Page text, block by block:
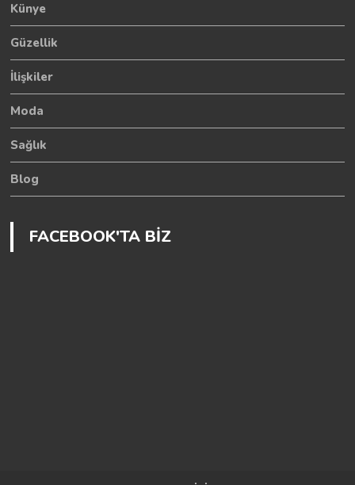
Künye
Güzellik
İlişkiler
Moda
Sağlık
Blog
FACEBOOK'TA BİZ